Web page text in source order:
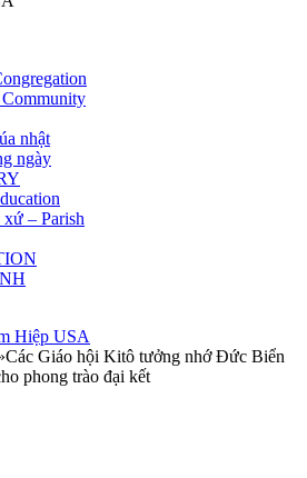
nhật
ngày
– Parish
Các Giáo hội Kitô tưởng nhớ Đức Biển
phong trào đại kết